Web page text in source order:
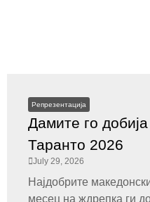
Репрезентација
Дамите го
Таранто 2026
July 29, 2026
Најдобрите
месец на ждрепка ги